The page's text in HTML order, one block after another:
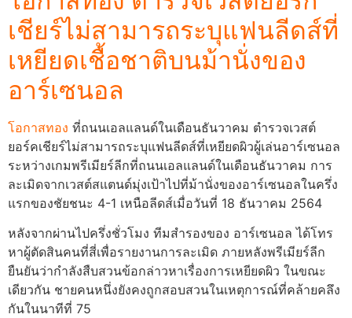
เชียร์ไม่สามารถระบุแฟนลีดส์ที่
เหยียดเชื้อชาติบนม้านั่งของ
อาร์เซนอล
โอกาสทอง ที่ถนนเอลแลนด์ในเดือนธันวาคม ตำรวจเวสต์
ยอร์คเชียร์ไม่สามารถระบุแฟนลีดส์ที่เหยียดผิวผู้เล่นอาร์เซนอล
ระหว่างเกมพรีเมียร์ลีกที่ถนนเอลแลนด์ในเดือนธันวาคม การ
ละเมิดจากเวสต์สแตนด์มุ่งเป้าไปที่ม้านั่งของอาร์เซนอลในครึ่ง
แรกของชัยชนะ 4-1 เหนือลีดส์เมื่อวันที่ 18 ธันวาคม 2564
หลังจากผ่านไปครึ่งชั่วโมง ทีมสำรองของ อาร์เซนอล ได้โทร
หาผู้ตัดสินคนที่สี่เพื่อรายงานการละเมิด ภายหลังพรีเมียร์ลีก
ยืนยันว่ากำลังสืบสวนข้อกล่าวหาเรื่องการเหยียดผิว ในขณะ
เดียวกัน ชายคนหนึ่งยังคงถูกสอบสวนในเหตุการณ์ที่คล้ายคลึง
กันในนาทีที่ 75